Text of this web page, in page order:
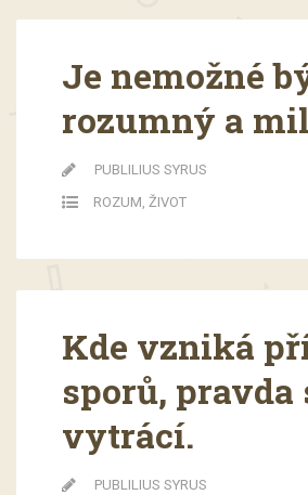
Je nemožné
rozumný a
PUBLILIUS SYRUS
ROZUM, ŽIVOT
Kde vzniká
sporů, pravda
vytrácí.
PUBLILIUS SYRUS